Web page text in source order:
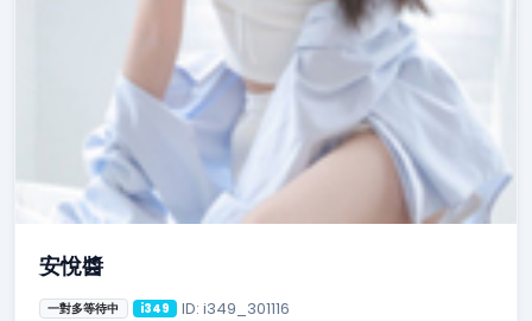
安悅醬
一對多等待中 i349 ID: i349_301116